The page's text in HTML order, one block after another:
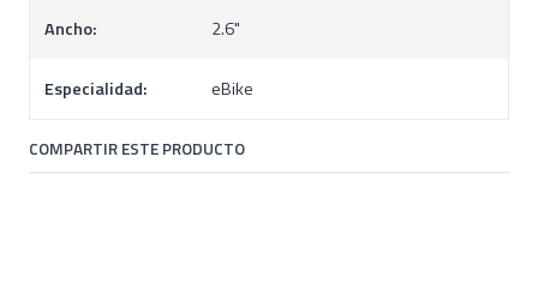
Ancho: 2.6"
Especialidad: eBike
COMPARTIR ESTE PRODUCTO